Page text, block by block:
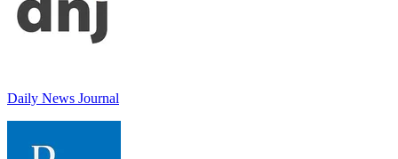
Daily News Journal